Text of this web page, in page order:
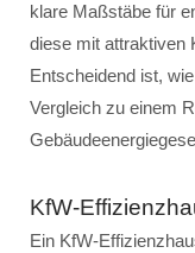
klare Maßstäbe für
diese mit attraktiven
Entscheidend ist,
Vergleich zu einem
KfW-
Ein KfW-